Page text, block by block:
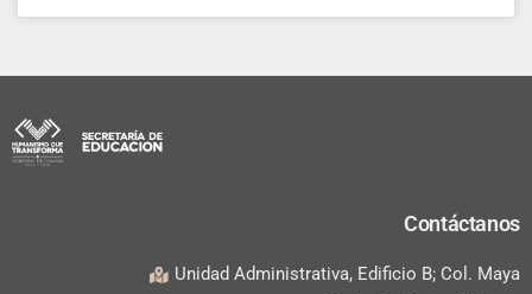
Contáctanos
Unidad Administrativa, Edificio B; Col. Maya